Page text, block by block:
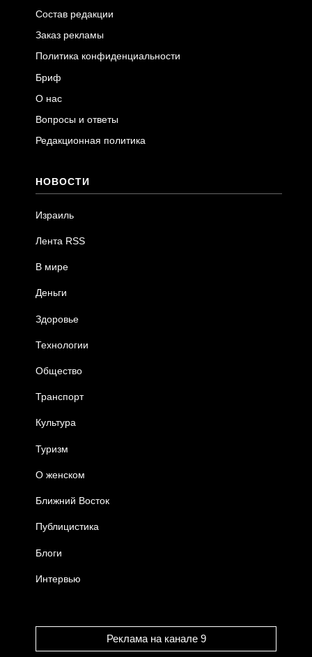
Состав редакции
Заказ рекламы
Политика конфиденциальности
Бриф
О нас
Вопросы и ответы
Редакционная политика
НОВОСТИ
Израиль
Лента RSS
В мире
Деньги
Здоровье
Технологии
Общество
Транспорт
Культура
Туризм
О женском
Ближний Восток
Публицистика
Блоги
Интервью
Реклама на канале 9